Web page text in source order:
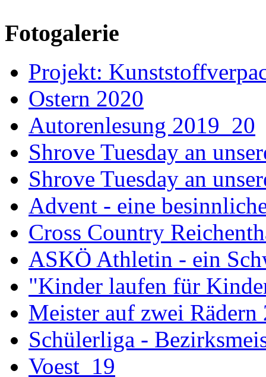
Fotogalerie
Projekt:
Ostern 2020
Autorenlesung 2019_20
Shrove Tuesday an
Shrove Tuesday an
Advent - eine
Cross Country
ASKÖ Athletin - ein
"Kinder laufen für
Meister auf zwei Rädern
Schülerliga -
Voest_19